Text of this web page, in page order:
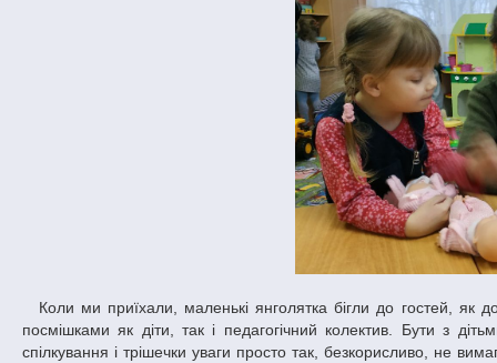
Коли ми приїхали, маленькі янголятка бігли до гостей, як до своїх давніх друзів – рідних душ. Нас зустріли з теплими привітаннями та
посмішками як діти, так і педагогічний колектив. Бути з
спілкування і трішечки уваги просто так, безкорисливо, не